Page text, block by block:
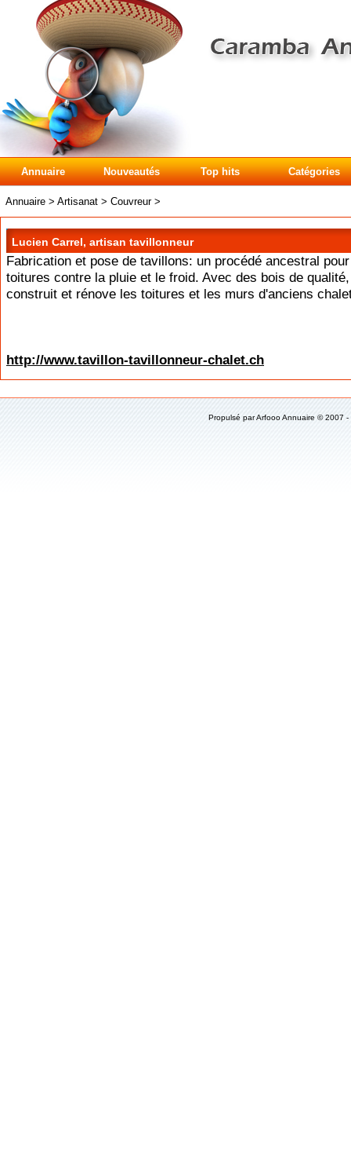
Annuaire Nouveautés Top hits Catégories
Annuaire > Artisanat > Couvreur>
Lucien Carrel, artisan tavillonneur
Fabrication et pose de tavillons: un procédé ancestral
toitures contre la pluie et le froid. Avec des bois de
construit et rénove les toitures et les murs d'anciens
http://www.tavillon-tavillonneur-chalet.ch
Propulsé parArfooo Annuaire © 2007